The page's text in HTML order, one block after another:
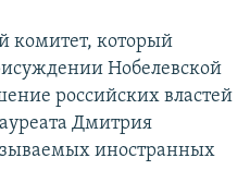
комитет, который
Нобелевской
российских властей
Дмитрия
иностранных